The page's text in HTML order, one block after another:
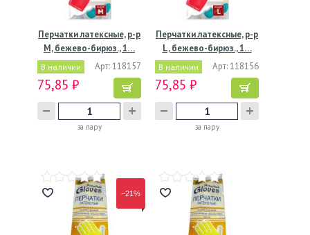
Перчатки латексные, р-р
M, бежево-бирюз., 1…
В наличии Арт: 118157
75,85 ₽
за пару
Перчатки латексные, р-р
L, бежево-бирюз., 1…
В наличии Арт: 118156
75,85 ₽
за пару
−21%